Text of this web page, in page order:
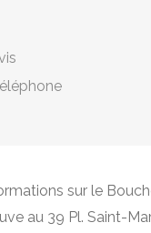
sur le
au 39 Pl. Saint-